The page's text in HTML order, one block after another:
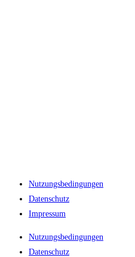
Nutzungsbedingungen
Datenschutz
Impressum
Nutzungsbedingungen
Datenschutz